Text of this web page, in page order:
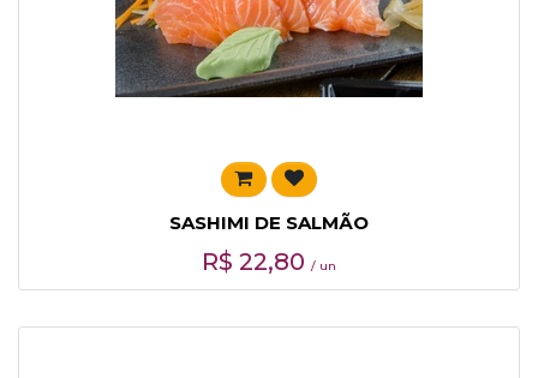
SASHIMI DE SALMÃO
R$ 22,80 / un